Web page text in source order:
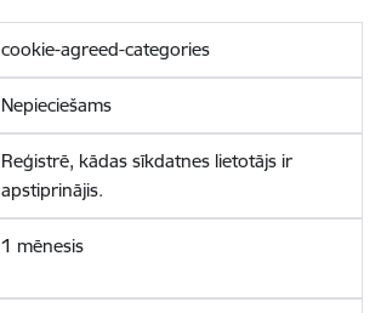
cookie-agreed-categories
Nepieciešams
Reģistrē, kādas sīkdatnes lietotājs ir
apstiprinājis.
1 mēnesis